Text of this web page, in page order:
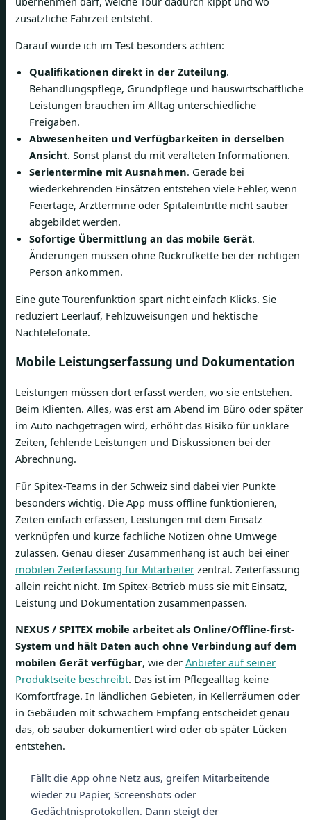
zusätzliche Fahrzeit entsteht.
Darauf würde ich im Test besonders achten:
Qualifikationen direkt in der Zuteilung.
Behandlungspflege, Grundpflege und hauswirtschaftliche
Leistungen brauchen im Alltag unterschiedliche
Freigaben.
Abwesenheiten und Verfügbarkeiten in derselben
Ansicht. Sonst planst du mit veralteten Informationen.
Serientermine mit Ausnahmen. Gerade bei
wiederkehrenden Einsätzen entstehen viele Fehler, wenn
Feiertage, Arzttermine oder Spitaleintritte nicht sauber
abgebildet werden.
Sofortige Übermittlung an das mobile Gerät.
Änderungen müssen ohne Rückrufkette bei der richtigen
Person ankommen.
Eine gute Tourenfunktion spart nicht einfach Klicks. Sie
reduziert Leerlauf, Fehlzuweisungen und hektische
Nachtelefonate.
Mobile Leistungserfassung und Dokumentation
Leistungen müssen dort erfasst werden, wo sie entstehen.
Beim Klienten. Alles, was erst am Abend im Büro oder später
im Auto nachgetragen wird, erhöht das Risiko für unklare
Zeiten, fehlende Leistungen und Diskussionen bei der
Abrechnung.
Für Spitex-Teams in der Schweiz sind dabei vier Punkte
besonders wichtig. Die App muss offline funktionieren,
Zeiten einfach erfassen, Leistungen mit dem Einsatz
verknüpfen und kurze fachliche Notizen ohne Umwege
zulassen. Genau dieser Zusammenhang ist auch bei einer
mobilen Zeiterfassung für Mitarbeiter zentral. Zeiterfassung
allein reicht nicht. Im Spitex-Betrieb muss sie mit Einsatz,
Leistung und Dokumentation zusammenpassen.
NEXUS / SPITEX mobile arbeitet als Online/Offline-first-
System und hält Daten auch ohne Verbindung auf dem
mobilen Gerät verfügbar, wie der Anbieter auf seiner
Produktseite beschreibt. Das ist im Pflegealltag keine
Komfortfrage. In ländlichen Gebieten, in Kellerräumen oder
in Gebäuden mit schwachem Empfang entscheidet genau
das, ob sauber dokumentiert wird oder ob später Lücken
entstehen.
Fällt die App ohne Netz aus, greifen Mitarbeitende
wieder zu Papier, Screenshots oder
Gedächtnisprotokollen. Dann steigt der